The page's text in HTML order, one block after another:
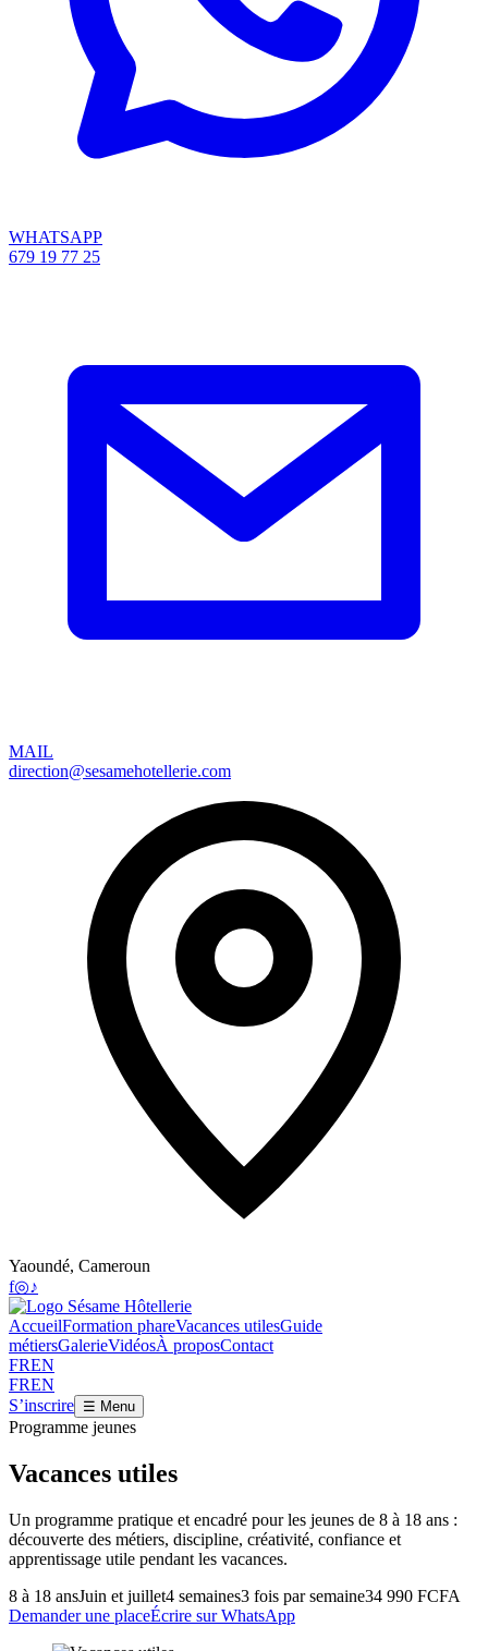
WHATSAPP
679 19 77 25
MAIL
direction@sesamehotellerie.com
Yaoundé, Cameroun
f◎♪
AccueilFormation phareVacances utilesGuide
métiersGalerieVidéosÀ proposContact
FREN
FREN
S’inscrire ☰ Menu
Programme jeunes
Vacances utiles
Un programme pratique et encadré pour les jeunes de 8 à 18 ans :
découverte des métiers, discipline, créativité, confiance et
apprentissage utile pendant les vacances.
8 à 18 ansJuin et juillet4 semaines3 fois par semaine34 990 FCFA
Demander une placeÉcrire sur WhatsApp